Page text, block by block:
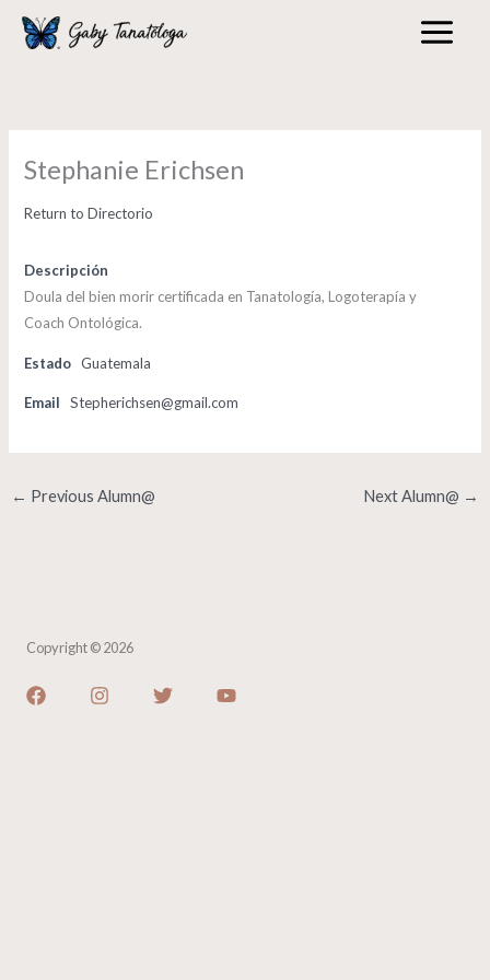
Stephanie Erichsen
Return to Directorio
Descripción
Doula del bien morir certificada en Tanatología, Logoterapía y
Coach Ontológica.
Estado Guatemala
Email Stepherichsen@gmail.com
← Previous Alumn@ Next Alumn@ →
Copyright © 2026